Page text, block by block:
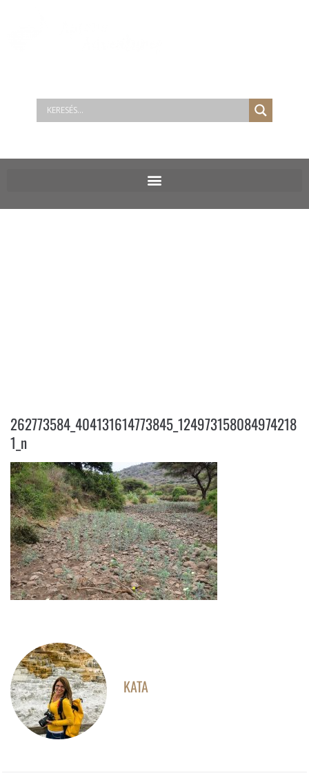
262773584_404131614773845_124973158084974218
1_n
KATA